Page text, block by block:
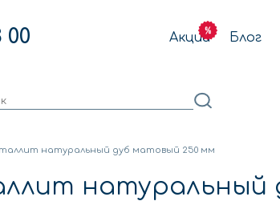
00 Акции Блог
натуральный дуб матовый 250 мм
натуральный